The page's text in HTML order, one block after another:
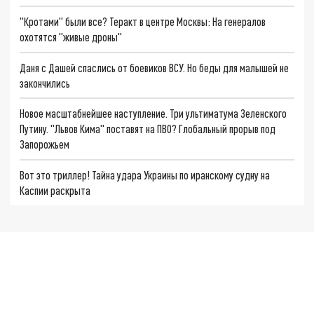
"Кротами" были все? Теракт в центре Москвы: На генералов
охотятся "живые дроны"
Даня с Дашей спаслись от боевиков ВСУ. Но беды для малышей не
закончились
Новое масштабнейшее наступление. Три ультиматума Зеленского
Путину. "Львов Кима" поставят на ПВО? Глобальный прорыв под
Запорожьем
Вот это триллер! Тайна удара Украины по иранскому судну на
Каспии раскрыта